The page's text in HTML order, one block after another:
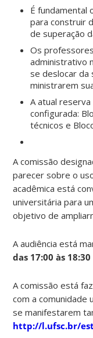
É fundamental
para construir
de superação
Os
administrativo
se deslocar da
ministrarem
A atual
configurada:
técnicos e
A comissão
parecer sobre o
acadêmica está
universitária para
objetivo de
A audiência está
das 17:00 às 18:30
A comissão está
com a comunidade
se manifestarem
http://l.ufsc.br/